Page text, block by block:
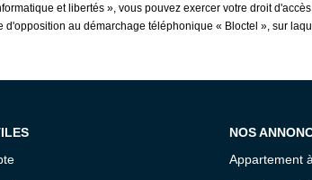
et libertés », vous pouvez exercer votre droit
au démarchage téléphonique « Bloctel », sur
NOS
Appartement